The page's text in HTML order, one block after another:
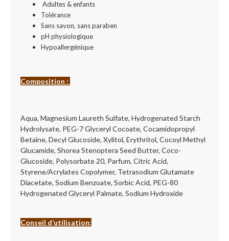
Adultes & enfants
Tolérance
Sans savon, sans paraben
pH physiologique
Hypoallergénique
Composition :
Aqua, Magnesium Laureth Sulfate, Hydrogenated Starch
Hydrolysate, PEG-7 Glyceryl Cocoate, Cocamidopropyl
Betaine, Decyl Glucoside, Xylitol, Erythritol, Cocoyl Methyl
Glucamide, Shorea Stenoptera Seed Butter, Coco-
Glucoside, Polysorbate 20, Parfum, Citric Acid,
Styrene/Acrylates Copolymer, Tetrasodium Glutamate
Diacetate, Sodium Benzoate, Sorbic Acid, PEG-80
Hydrogenated Glyceryl Palmate, Sodium Hydroxide
Conseil d’utilisation: